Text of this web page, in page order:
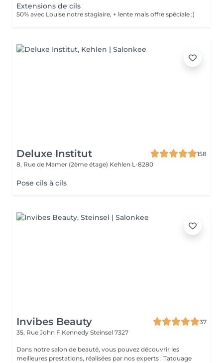
Extensions de cils
50% avec Louise notre stagiaire, + lente mais offre spéciale ;)
Deluxe Institut
158
8, Rue de Mamer (2ème étage) Kehlen L-8280
Pose cils à cils
Invibes Beauty
37
35, Rue John F Kennedy Steinsel 7327
Dans notre salon de beauté, vous pouvez découvrir les
meilleures prestations, réalisées par nos experts : Tatouage